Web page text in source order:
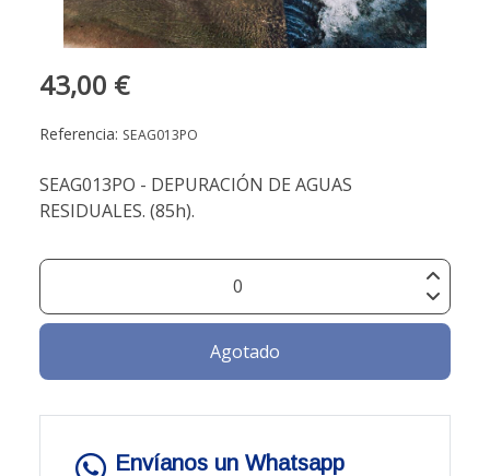
43,00 €
Referencia: SEAG013PO
SEAG013PO - DEPURACIÓN DE AGUAS
RESIDUALES. (85h).
Agotado
Envíanos un Whatsapp